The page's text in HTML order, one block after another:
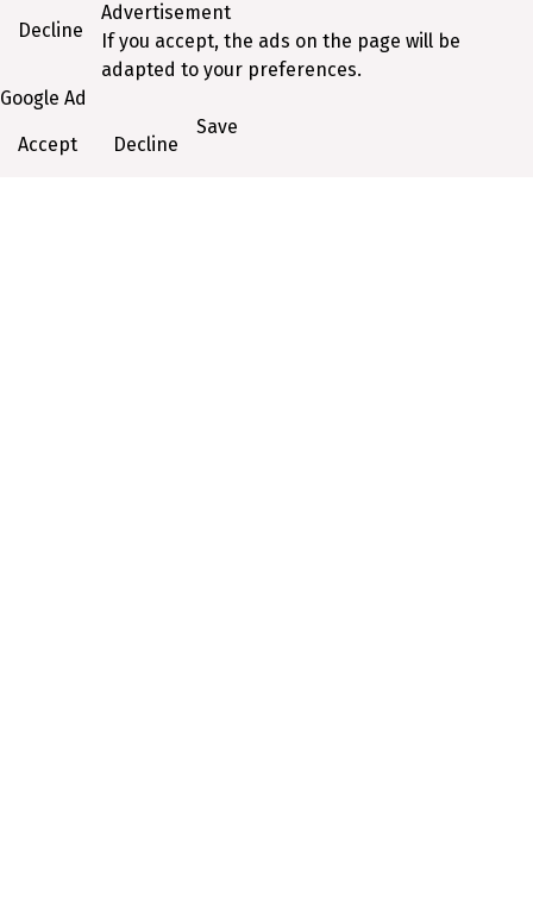
Decline
Advertisement
If you accept, the ads on the page will be
adapted to your preferences.
Google Ad
Accept Decline
Save